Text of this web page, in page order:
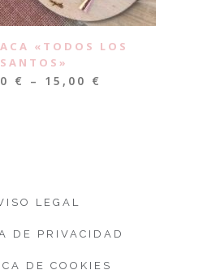
«TODOS LOS
SANTOS»
€ – 15,00 €
LEGAL
DE PRIVACIDAD
DE COOKIES